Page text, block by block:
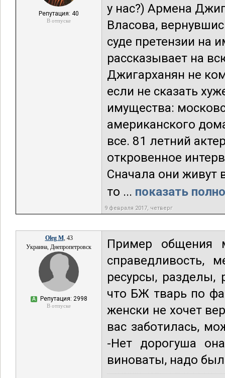
Репутация: 40
В отпуске
у нас?) Армена
Власова,
суде претензии на
рассказывает на
Джигарханян не
если не сказать
имущества:
американского
все. 81 летний
откровенное
Сначала они живут
то ... показать
9 февраля 2017, четверг
Oleg M, 43
Украина, Днепропетровск
А Репутация: 2998
В отпуске
Пример общения
справедливость,
ресурсы,
что БЖ тварь по
женски не хочет
вас заботилась,
-Нет дорогуша
виноваты, надо